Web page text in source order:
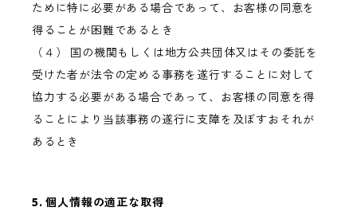
ために特に必要がある場合であって、お客様の同意を
得ることが困難であるとき
（４） 国の機関もしくは地方公共団体又はその委託を
受けた者が法令の定める事務を遂行することに対して
協力する必要がある場合であって、お客様の同意を得
ることにより当該事務の遂行に支障を及ぼすおそれが
あるとき
5. 個人情報の適正な取得